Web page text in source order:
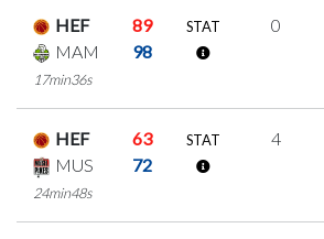
HEF
89
MAM
98
17min36s
STAT 0
HEF
63
MUS
72
24min48s
STAT 4